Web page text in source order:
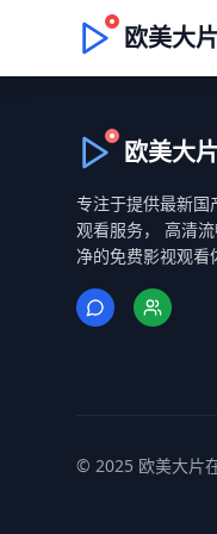
欧美大
欧美大
专注于提供最新国
观看服务， 高清
净的免费影视观看
© 2025 欧美大片